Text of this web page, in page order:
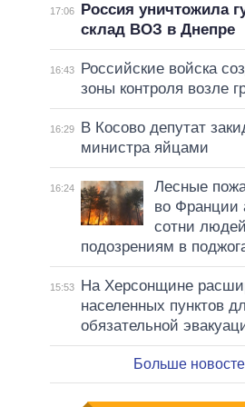
17:06
Россия уничтожила
склад ВОЗ в Днепре
16:43
Российские войска
зоны контроля возле
16:29
В Косово депутат
министра яйцами
16:24
Лесные
во Франции
сотни
подозрениям в
15:53
На Херсонщине
населенных пунктов
обязательной
Больше